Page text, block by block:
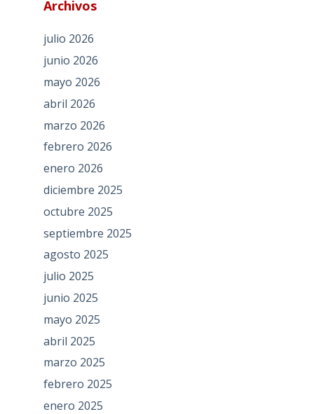
Archivos
julio 2026
junio 2026
mayo 2026
abril 2026
marzo 2026
febrero 2026
enero 2026
diciembre 2025
octubre 2025
septiembre 2025
agosto 2025
julio 2025
junio 2025
mayo 2025
abril 2025
marzo 2025
febrero 2025
enero 2025